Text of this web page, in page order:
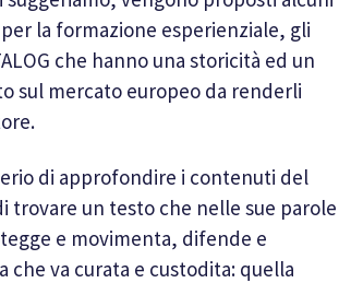
la formazione esperienziale, gli
che hanno una storicità ed un
sul mercato europeo da renderli
di approfondire i contenuti del
trovare un testo che nelle sue parole
e movimenta, difende e
che va curata e custodita: quella